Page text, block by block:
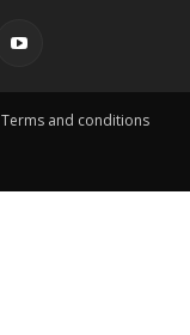
Terms and conditions